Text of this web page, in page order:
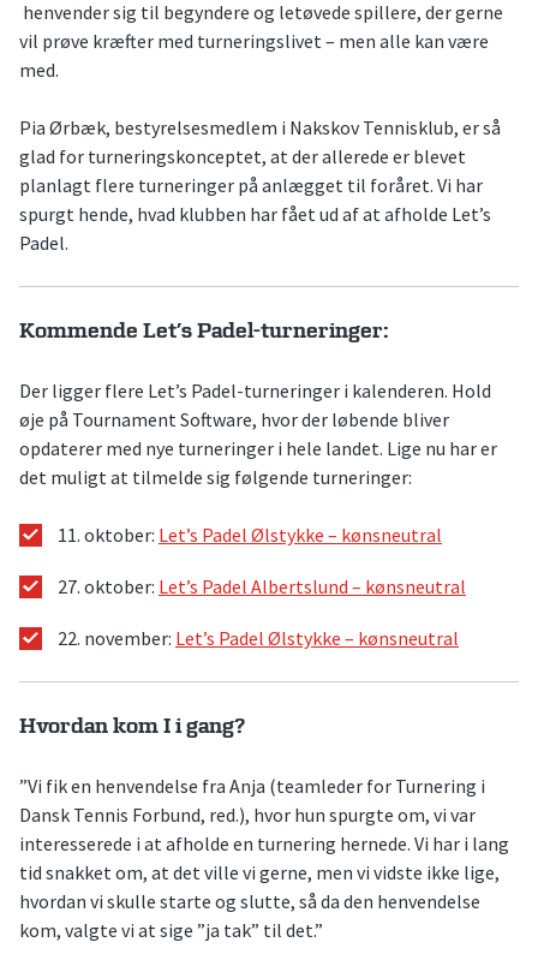
henvender sig til begyndere og letøvede spillere, der gerne
vil prøve kræfter med turneringslivet – men alle kan være
med.
Pia Ørbæk, bestyrelsesmedlem i Nakskov Tennisklub, er så
glad for turneringskonceptet, at der allerede er blevet
planlagt flere turneringer på anlægget til foråret. Vi har
spurgt hende, hvad klubben har fået ud af at afholde Let’s
Padel.
Kommende Let’s Padel-turneringer:
Der ligger flere Let’s Padel-turneringer i kalenderen. Hold
øje på Tournament Software, hvor der løbende bliver
opdaterer med nye turneringer i hele landet. Lige nu har er
det muligt at tilmelde sig følgende turneringer:
11. oktober: Let’s Padel Ølstykke – kønsneutral
27. oktober: Let’s Padel Albertslund – kønsneutral
22. november: Let’s Padel Ølstykke – kønsneutral
Hvordan kom I i gang?
”Vi fik en henvendelse fra Anja (teamleder for Turnering i
Dansk Tennis Forbund, red.), hvor hun spurgte om, vi var
interesserede i at afholde en turnering hernede. Vi har i lang
tid snakket om, at det ville vi gerne, men vi vidste ikke lige,
hvordan vi skulle starte og slutte, så da den henvendelse
kom, valgte vi at sige ”ja tak” til det.”